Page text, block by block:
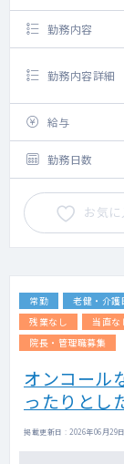
勤務内容
勤務内容詳細
給与
勤務日数
お気に
常勤 老健・介護
残業なし
当直な
院長・管理職募集
オンコール
ったりとし
掲載更新日 : 2026年06月29